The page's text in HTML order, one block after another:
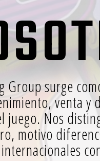
Group surge
venta y
juego. Nos
motivo